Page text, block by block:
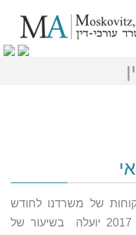
ניוזלטר חודש מאי 2016 – מוסקוביץ
של משרדנו לחודש
מאי.נעדכן כי שיעור הארנונה לשנת 2017 יועלה בשיעור של